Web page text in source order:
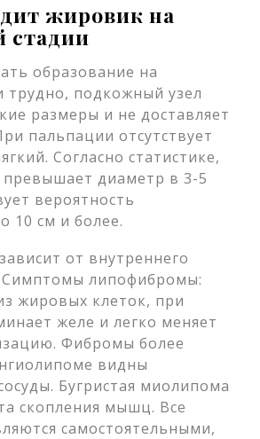
жировик на
стадии
образование на
трудно, подкожный узел
размеры и не доставляет
пальпации отсутствует
Согласно статистике,
диаметр в 3-5
вероятность
10 см и более.
от внутреннего
липофибромы:
жировых клеток, при
желе и легко меняет
Фибромы более
видны
Бугристая миолипома
скопления мышц. Все
самостоятельными,